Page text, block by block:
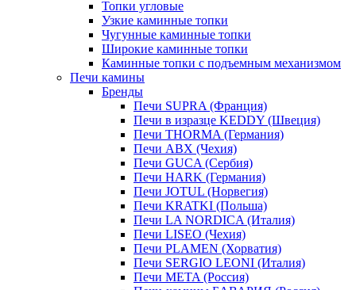
Топки угловые
Узкие каминные топки
Чугунные каминные топки
Широкие каминные топки
Каминные топки с подъемным механизмом
Печи камины
Бренды
Печи SUPRA (Франция)
Печи в изразце KEDDY (Швеция)
Печи THORMA (Германия)
Печи ABX (Чехия)
Печи GUCA (Сербия)
Печи HARK (Германия)
Печи JOTUL (Норвегия)
Печи KRATKI (Польша)
Печи LA NORDICA (Италия)
Печи LISEO (Чехия)
Печи PLAMEN (Хорватия)
Печи SERGIO LEONI (Италия)
Печи META (Россия)